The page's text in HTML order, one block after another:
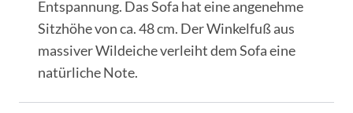
Entspannung. Das Sofa hat eine angenehme
Sitzhöhe von ca. 48 cm. Der Winkelfuß aus
massiver Wildeiche verleiht dem Sofa eine
natürliche Note.